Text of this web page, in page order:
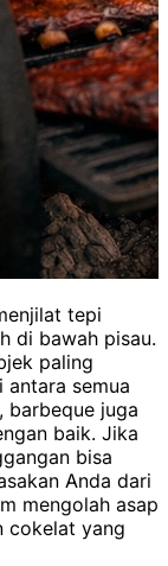
tepi
di bawah pisau.
paling
semua
barbeque juga
baik. Jika
bisa
Anda dari
mengolah asap
cokelat yang